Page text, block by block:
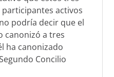
participantes activos
podría decir que el
canonizó a tres
ha canonizado
Concilio